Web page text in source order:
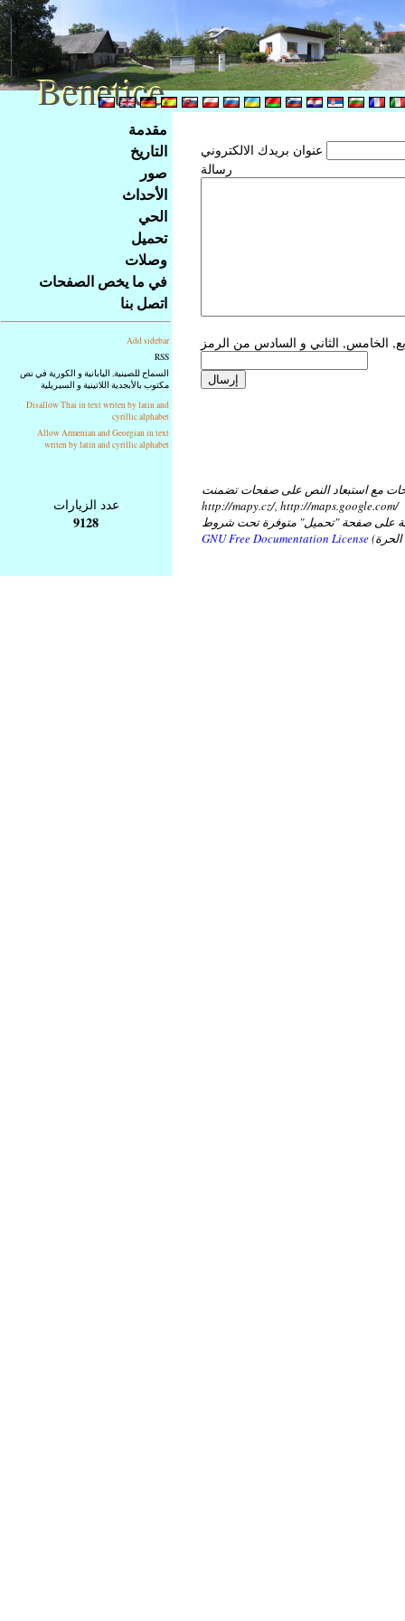
základní
strana
مقدمة
التاريخ
صور
الأحداث
الحي
تحميل
وصلات
في ما يخص الصفحات
اتصل بنا
Add sidebar
RSS
السماح للصينية, اليابانية و الكورية في نص
مكتوب بالأبجدية اللاتينية و السيريلية
Disallow Thai in text writen by latin and
cyrillic alphabet
Allow Armenian and Georgian in text
writen by latin and cyrillic alphabet
رسالة
عدد الزيارات
9128
مع استبعاد النص على صفحات تضمنت
http://mapy.cz/, http://maps.google.com/
على صفحة "تحميل" متوفرة تحت شروط
GNU Free Documentation License
Benetice
Benetice